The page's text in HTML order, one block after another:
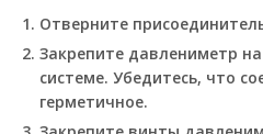
Отверните
Закрепите давлениметр
системе. Убедитесь, что
герметичное.